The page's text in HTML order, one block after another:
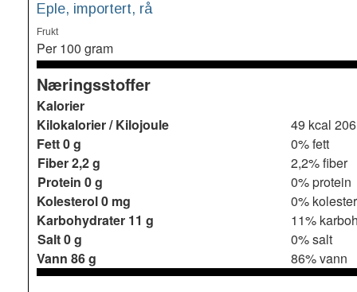
Eple, importert, rå
Frukt
Per 100 gram
Næringsstoffer
Kalorier
Kilokalorier / Kilojoule
49 kcal
Fett0 g
0% fett
Fiber2,2 g
2,2% fiber
Protein 0 g
0% protein
Kolesterol0 mg
0%
Karbohydrater 11 g
11%
Salt0 g
0% salt
Vann 86 g 86% vann